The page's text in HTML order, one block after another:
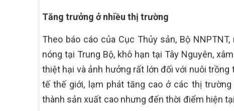
Tăng trưởng ở nhiều thị trường
Theo báo cáo của Cục Thủy sản, Bộ
nóng tại Trung Bộ, khô hạn tại Tây Nguyên,
thiệt hại và ảnh hưởng rất lớn đối với nuôi
tế thế giới, lạm phát tăng cao ở các thị
thành sản xuất cao nhưng đến thời điểm hiện